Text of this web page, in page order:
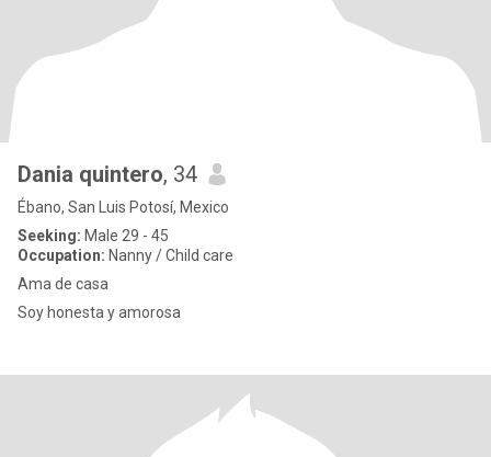
Dania quintero, 34
Ébano, San Luis Potosí, Mexico
Seeking: Male 29 - 45
Occupation: Nanny / Child care
Ama de casa
Soy honesta y amorosa